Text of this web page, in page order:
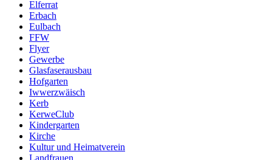
Elferrat
Erbach
Eulbach
FFW
Flyer
Gewerbe
Glasfaserausbau
Hofgarten
Iwwerzwäisch
Kerb
KerweClub
Kindergarten
Kirche
Kultur und Heimatverein